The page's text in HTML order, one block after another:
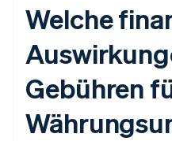
Welche
Gebühren